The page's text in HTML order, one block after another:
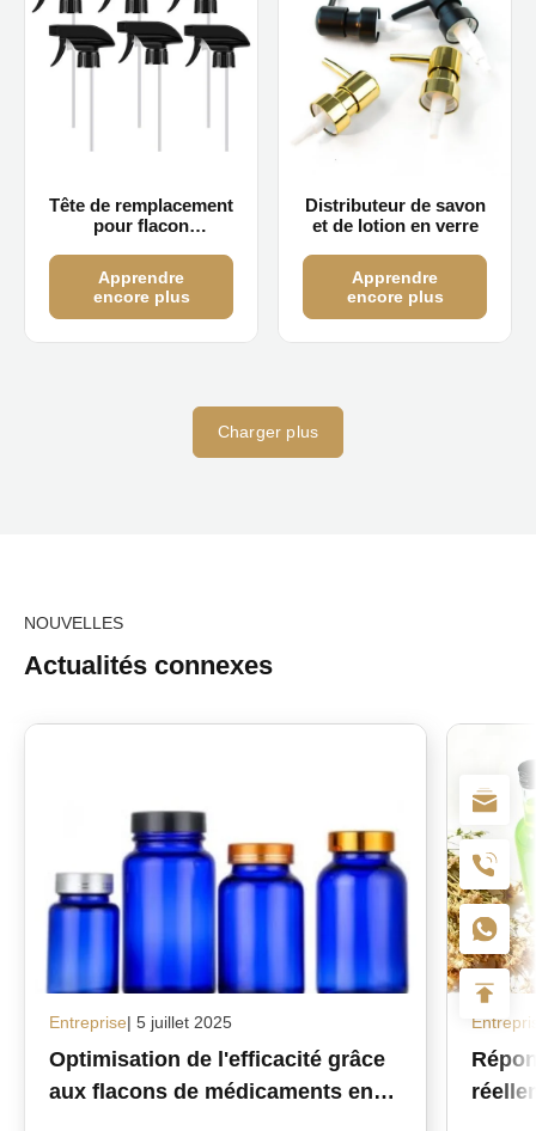
Tête de remplacement
pour flacon
Apprendre
encore plus
Distributeur de savon
et de lotion en verre
Apprendre
encore plus
Charger plus
NOUVELLES
Actualités connexes
Entreprise| 5 juillet 2025
Optimisation de l'efficacité grâce
aux flacons de médicaments en